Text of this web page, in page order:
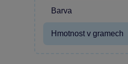
Barva
Hmotnost v gramech